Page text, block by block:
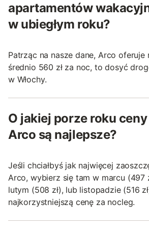
apartamentów
w ubiegłym roku?
Patrząc na nasze dane, Arco
średnio 560 zł za noc, to dosyć
w Włochy.
O jakiej porze roku
Arco są najlepsze?
Jeśli chciałbyś jak najwięcej
Arco, wybierz się tam w marcu (497
lutym (508 zł), lub listopadzie (516
najkorzystniejszą cenę za nocleg.